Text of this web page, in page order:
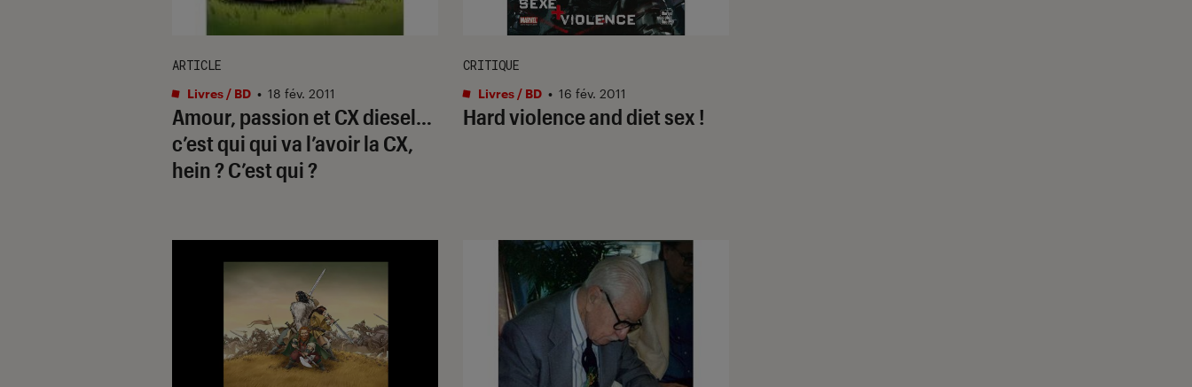
Amour, passion et CX diesel…
c’est qui qui va l’avoir la CX,
hein ? C’est qui ?
ARTICLE
Livres / BD • 18 fév. 2011
Hard violence and diet sex !
CRITIQUE
Livres / BD • 16 fév. 2011